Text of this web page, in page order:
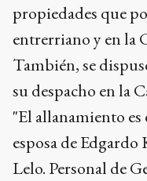
propiedades que
entrerriano y en la
También, se
su despacho en la
"El allanamiento es
esposa de
Lelo. Personal de